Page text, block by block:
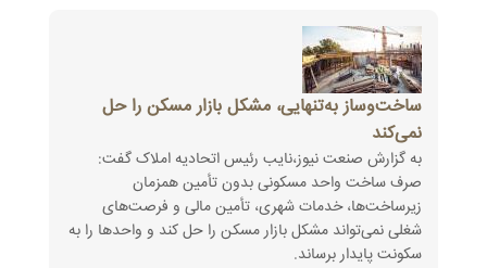
ساخت‌وساز به‌تنهایی، مشکل بازار مسکن را حل
نمی‌کند
به گزارش صنعت نیوز،نایب رئیس اتحادیه املاک گفت:
صرف ساخت واحد مسکونی بدون تأمین همزمان
زیرساخت‌ها، ‏خدمات شهری، تأمین مالی و فرصت‌های
شغلی نمی‌تواند مشکل بازار مسکن را حل کند و واحدها را به
سکونت ‏پایدار برساند‎.‎